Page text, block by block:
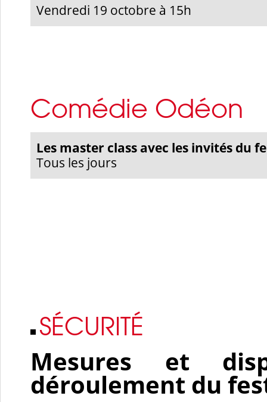
Vendredi 19 octobre à 15h
Comédie Odéon
Les master class avec les invités du
Tous les jours
SÉCURITÉ
Mesures et
déroulement du